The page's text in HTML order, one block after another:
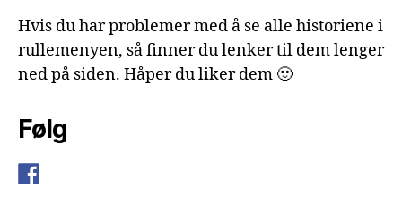
Hvis du har problemer med å se alle historiene i
rullemenyen, så finner du lenker til dem lenger
ned på siden. Håper du liker dem 🙂
Følg